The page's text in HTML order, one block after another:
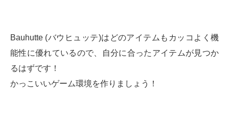
Bauhutte (バウヒュッテ)はどのアイテムもカッコよく機
能性に優れているので、自分に合ったアイテムが見つか
るはずです！
かっこいいゲーム環境を作りましょう！